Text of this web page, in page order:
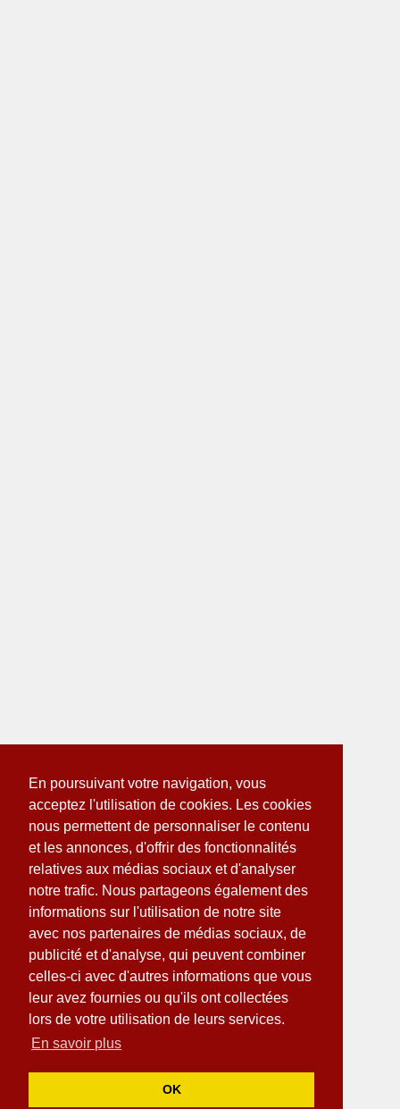
En poursuivant votre navigation, vous
acceptez l'utilisation de cookies. Les cookies
nous permettent de personnaliser le contenu
et les annonces, d'offrir des fonctionnalités
relatives aux médias sociaux et d'analyser
notre trafic. Nous partageons également des
informations sur l'utilisation de notre site
avec nos partenaires de médias sociaux, de
publicité et d'analyse, qui peuvent combiner
celles-ci avec d'autres informations que vous
leur avez fournies ou qu'ils ont collectées
lors de votre utilisation de leurs services.
En savoir plus
OK